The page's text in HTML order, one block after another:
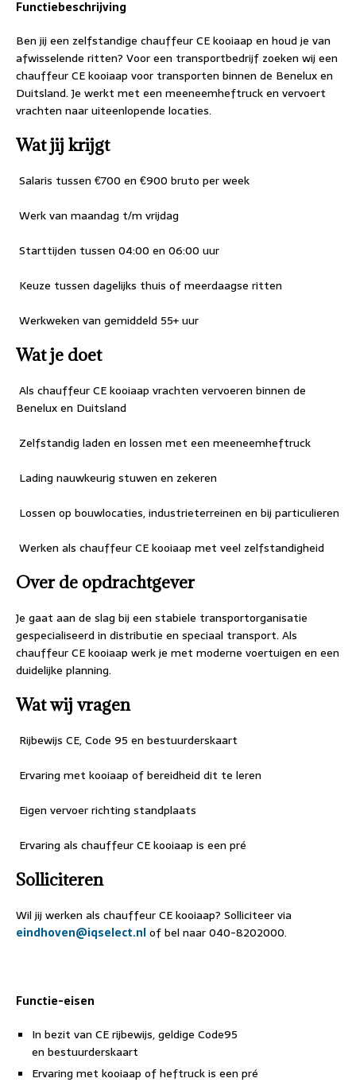
Functiebeschrijving
Ben jij een zelfstandige chauffeur CE kooiaap en houd je van
afwisselende ritten? Voor een transportbedrijf zoeken wij een
chauffeur CE kooiaap voor transporten binnen de Benelux en
Duitsland. Je werkt met een meeneemheftruck en vervoert
vrachten naar uiteenlopende locaties.
Wat jij krijgt
 Salaris tussen €700 en €900 bruto per week
 Werk van maandag t/m vrijdag
 Starttijden tussen 04:00 en 06:00 uur
 Keuze tussen dagelijks thuis of meerdaagse ritten
 Werkweken van gemiddeld 55+ uur
Wat je doet
 Als chauffeur CE kooiaap vrachten vervoeren binnen de
Benelux en Duitsland
 Zelfstandig laden en lossen met een meeneemheftruck
 Lading nauwkeurig stuwen en zekeren
 Lossen op bouwlocaties, industrieterreinen en bij particulieren
 Werken als chauffeur CE kooiaap met veel zelfstandigheid
Over de opdrachtgever
Je gaat aan de slag bij een stabiele transportorganisatie
gespecialiseerd in distributie en speciaal transport. Als
chauffeur CE kooiaap werk je met moderne voertuigen en een
duidelijke planning.
Wat wij vragen
 Rijbewijs CE, Code 95 en bestuurderskaart
 Ervaring met kooiaap of bereidheid dit te leren
 Eigen vervoer richting standplaats
 Ervaring als chauffeur CE kooiaap is een pré
Solliciteren
Wil jij werken als chauffeur CE kooiaap? Solliciteer via
eindhoven@iqselect.nlof bel naar 040-8202000.
Functie-eisen
In bezit van CE rijbewijs, geldige Code95
en bestuurderskaart
Ervaring met kooiaap of heftruck is een pré